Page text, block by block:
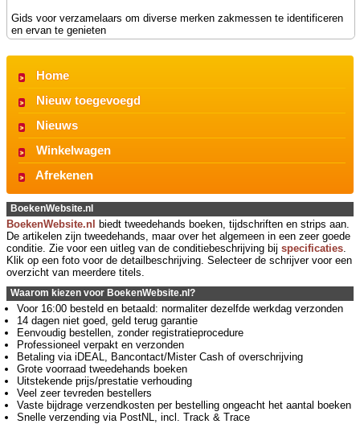
Gids voor verzamelaars om diverse merken zakmessen te identificeren
en ervan te genieten
Home
Nieuw toegevoegd
Nieuws
Winkelwagen
Afrekenen
BoekenWebsite.nl
BoekenWebsite.nl
biedt tweedehands boeken, tijdschriften en strips aan.
De artikelen zijn tweedehands, maar over het algemeen in een zeer goede
conditie. Zie voor een uitleg van de conditiebeschrijving bij specificaties.
Klik op een foto voor de detailbeschrijving. Selecteer de schrijver voor een
overzicht van meerdere titels.
Waarom kiezen voor BoekenWebsite.nl?
Voor 16:00 besteld en betaald: normaliter dezelfde werkdag verzonden
14 dagen niet goed, geld terug garantie
Eenvoudig bestellen, zonder registratieprocedure
Professioneel verpakt en verzonden
Betaling via iDEAL, Bancontact/Mister Cash of overschrijving
Grote voorraad tweedehands boeken
Uitstekende prijs/prestatie verhouding
Veel zeer tevreden bestellers
Vaste bijdrage verzendkosten per bestelling ongeacht het aantal boeken
Snelle verzending via PostNL, incl. Track & Trace